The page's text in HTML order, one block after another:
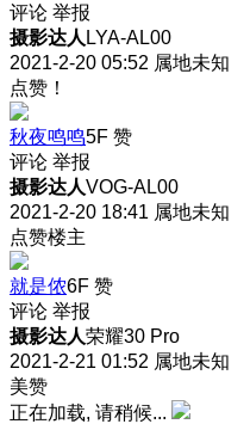
评论 举报
摄影达人 LYA-AL00
2021-2-20 05:52 属地未知
点赞！
秋夜鸣鸣5F 赞
评论 举报
摄影达人VOG-AL00
2021-2-20 18:41 属地未知
点赞楼主
就是侬6F 赞
评论 举报
摄影达人荣耀30 Pro
2021-2-21 01:52 属地未知
美赞
正在加载, 请稍候...